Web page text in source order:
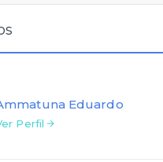
Eduardo
Perfil